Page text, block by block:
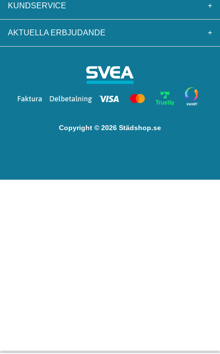
KUNDSERVICE +
AKTUELLA ERBJUDANDE +
Copyright © 2026 Städshop.se